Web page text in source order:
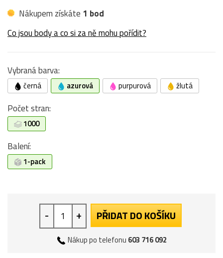
Nákupem získáte 1 bod
Co jsou body a co si za ně mohu pořídit?
Vybraná barva:
černá azurová purpurová žlutá
Počet stran:
1000
Balení:
1-pack
- + PŘIDAT DO KOŠÍKU
Nákup po telefonu 603 716 092